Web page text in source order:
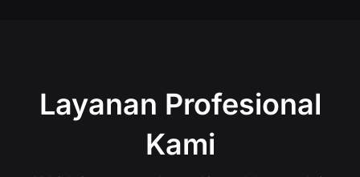
Layanan Profesional
Kami